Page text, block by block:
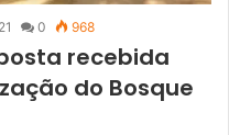
0 968
recebida
do Bosque